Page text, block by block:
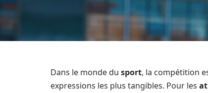
Dans le monde du sport, la compétition
expressions les plus tangibles. Pour les